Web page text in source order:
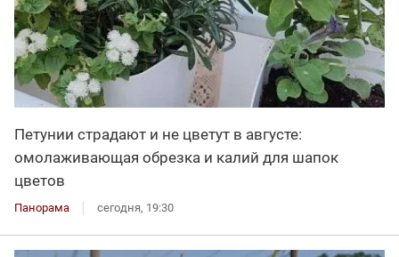
Петунии страдают и не цветут в августе:
омолаживающая обрезка и калий для шапок
цветов
Панорама сегодня, 19:30